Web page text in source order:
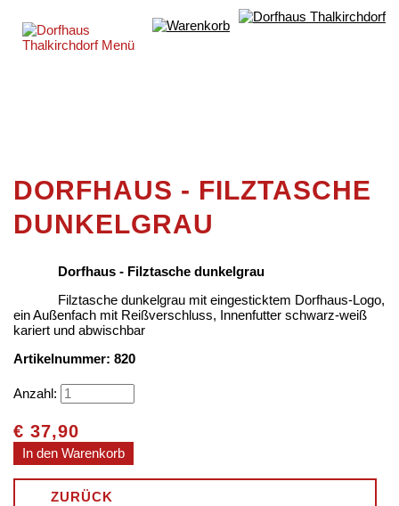
DORFHAUS - FILZTASCHE
DUNKELGRAU
Dorfhaus - Filztasche dunkelgrau
Filztasche dunkelgrau mit eingesticktem Dorfhaus-Logo,
ein Außenfach mit Reißverschluss, Innenfutter schwarz-weiß
kariert und abwischbar
Artikelnummer: 820
Anzahl:
€ 37,90
ZURÜCK